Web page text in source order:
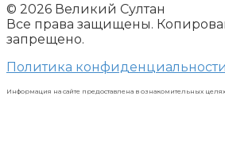
© 2026 Великий Султан
Все права защищены.
запрещено.
Политика конфиденциальности
Информация на сайте предоставлена в ознакомительных целях.